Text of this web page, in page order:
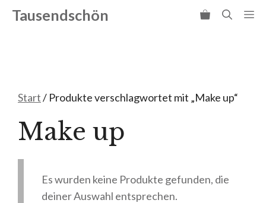
Zum
Inhalt
Tausendschön
Start/ Produkte verschlagwortet mit „Make up“
Make up
Es wurden keine Produkte gefunden, die
deiner Auswahl entsprechen.